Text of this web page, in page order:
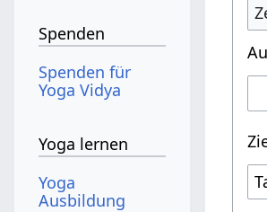
Spenden
Spenden für
Yoga Vidya
Yoga lernen
Yoga
Ausbildung